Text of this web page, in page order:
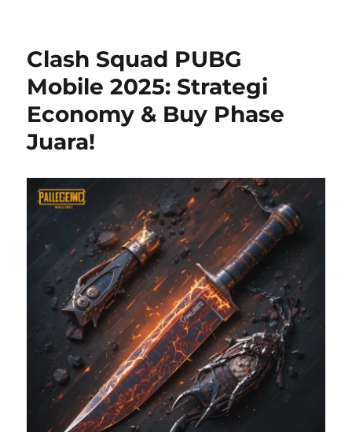
Clash Squad PUBG
Mobile 2025: Strategi
Economy & Buy Phase
Juara!